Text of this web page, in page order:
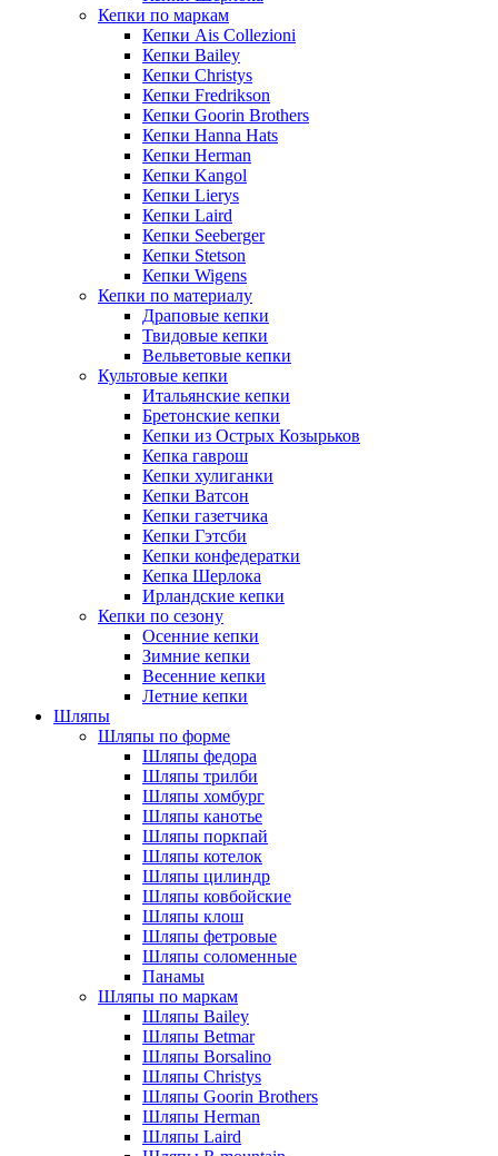
Кепки по маркам
Кепки Ais Collezioni
Кепки Bailey
Кепки Christys
Кепки Fredrikson
Кепки Goorin Brothers
Кепки Hanna Hats
Кепки Herman
Кепки Kangol
Кепки Lierys
Кепки Laird
Кепки Seeberger
Кепки Stetson
Кепки Wigens
Кепки по материалу
Драповые кепки
Твидовые кепки
Вельветовые кепки
Культовые кепки
Итальянские кепки
Бретонские кепки
Кепки из Острых Козырьков
Кепка гаврош
Кепки хулиганки
Кепки Ватсон
Кепки газетчика
Кепки Гэтсби
Кепки конфедератки
Кепка Шерлока
Ирландские кепки
Кепки по сезону
Осенние кепки
Зимние кепки
Весенние кепки
Летние кепки
Шляпы
Шляпы по форме
Шляпы федора
Шляпы трилби
Шляпы хомбург
Шляпы канотье
Шляпы поркпай
Шляпы котелок
Шляпы цилиндр
Шляпы ковбойские
Шляпы клош
Шляпы фетровые
Шляпы соломенные
Панамы
Шляпы по маркам
Шляпы Bailey
Шляпы Betmar
Шляпы Borsalino
Шляпы Christys
Шляпы Goorin Brothers
Шляпы Herman
Шляпы Laird